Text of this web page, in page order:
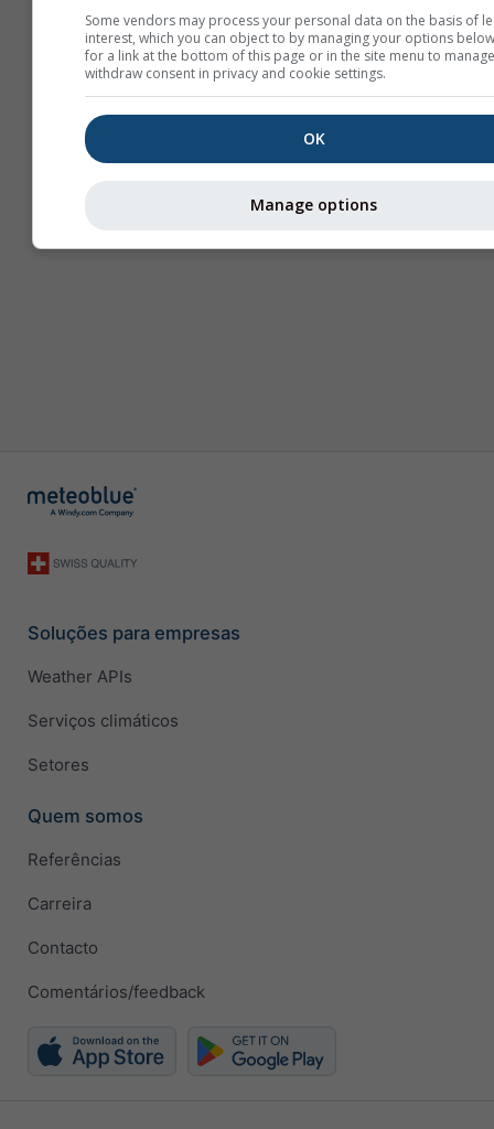
Mais Informações
Soluções para empresas
Weather APIs
Serviços climáticos
Setores
Quem somos
Referências
Carreira
Contacto
Comentários/feedback
Some vendors may process your personal data on the basis of
interest, which you can object to by managing your options
for a link at the bottom of this page or in the site menu to
withdraw consent in privacy and cookie settings.
OK
Manage options